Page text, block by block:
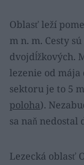
Oblasť leží
m n. m. Cesty
dvojdĺžkových.
lezenie od
sektoru je to 5
poloha).
sa naň nedostal
Lezecká oblasť